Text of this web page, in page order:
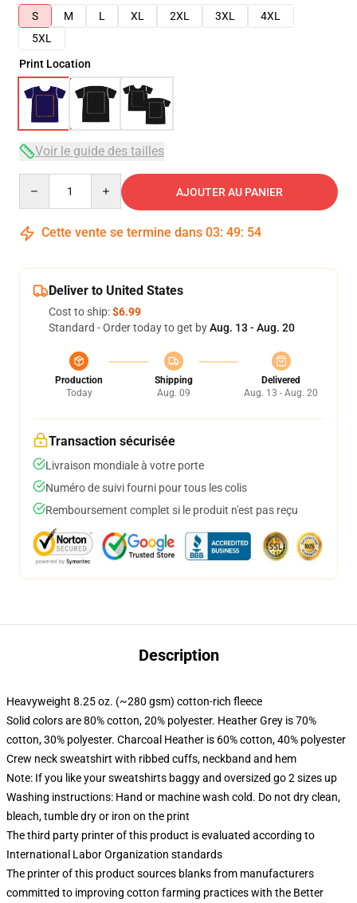
S
M L XL 2XL 3XL
4XL
5XL
Print Location
Voir le guide des tailles
AJOUTER AU PANIER
Cette vente se termine dans 03: 49: 54
Deliver to United States
Cost to ship:$6.99
Standard - Order today to get byAug. 13 - Aug. 20
Production
Today
Shipping
Aug. 09
Delivered
Aug. 13 - Aug. 20
Transaction sécurisée
Livraison mondiale à votre porte
Numéro de suivi fourni pour tous les colis
Remboursement complet si le produit n'est pas reçu
Description
Heavyweight 8.25 oz. (~280 gsm) cotton-rich fleece
Solid colors are 80% cotton, 20% polyester. Heather Grey is 70%
cotton, 30% polyester. Charcoal Heather is 60% cotton, 40% polyester
Crew neck sweatshirt with ribbed cuffs, neckband and hem
Note: If you like your sweatshirts baggy and oversized go 2 sizes up
Washing instructions: Hand or machine wash cold. Do not dry clean,
bleach, tumble dry or iron on the print
The third party printer of this product is evaluated according to
International Labor Organization standards
The printer of this product sources blanks from manufacturers
committed to improving cotton farming practices with the Better